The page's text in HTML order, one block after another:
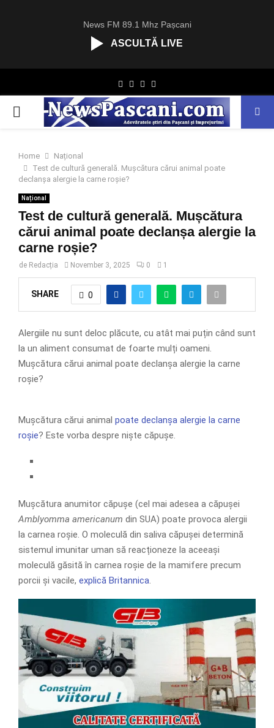
News FM 89.1 Mhz Pașcani
ASCULTĂ LIVE
Facebook
TwitterInstagram
PRIMARY
Home
Național
Test de cultură generală. Mușcătura cărui animal poate
declanșa alergie la carne roșie?
Național
Test de cultură generală. Mușcătura
cărui animal poate declanșa alergie la
carne roșie?
de Redacția November 3, 2025 0 1
SHARE 0
Alergiile nu sunt deloc plăcute, cu atât mai puțin când sunt
la un aliment consumat de foarte mulți oameni.
Mușcătura cărui animal poate declanșa alergie la carne
roșie?
Mușcătura cărui animal poate declanșa alergie la carne
roșie? Este vorba despre niște căpușe.
Mușcătura anumitor căpușe (cel mai adesea a căpușei
Amblyomma americanum din SUA) poate provoca alergii
la carnea roșie. O moleculă din saliva căpușei determină
sistemul imunitar uman să reacționeze la aceeași
moleculă găsită în carnea roșie de la mamifere precum
porcii și vacile, explică Britannica